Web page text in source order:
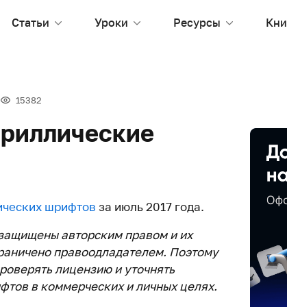
Статьи Уроки Ресурсы
15382
шрифтов за июль 2017 года.
авторским правом и их
правоодладателем. Поэтому
лицензию и уточнять
в коммерческих и личных целях.